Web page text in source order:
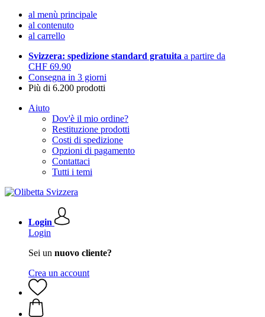
al menù principale
al contenuto
al carrello
Svizzera: spedizione standard gratuita a partire da
CHF 69.90
Consegna in 3 giorni
Più di 6.200 prodotti
Aiuto
Dov'è il mio ordine?
Restituzione prodotti
Costi di spedizione
Opzioni di pagamento
Contattaci
Tutti i temi
Login
Login
Sei un nuovo cliente?
Crea un account